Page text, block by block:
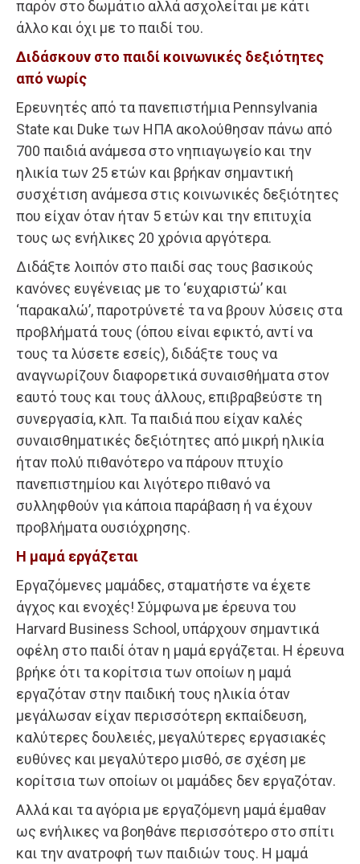
παρόν στο δωμάτιο αλλά ασχολείται με κάτι
άλλο και όχι με το παιδί του.
Διδάσκουν στο παιδί κοινωνικές δεξιότητες
από νωρίς
Ερευνητές από τα πανεπιστήμια Pennsylvania
State και Duke των ΗΠΑ ακολούθησαν πάνω από
700 παιδιά ανάμεσα στο νηπιαγωγείο και την
ηλικία των 25 ετών και βρήκαν σημαντική
συσχέτιση ανάμεσα στις κοινωνικές δεξιότητες
που είχαν όταν ήταν 5 ετών και την επιτυχία
τους ως ενήλικες 20 χρόνια αργότερα.
Διδάξτε λοιπόν στο παιδί σας τους βασικούς
κανόνες ευγένειας με το ‘ευχαριστώ’ και
‘παρακαλώ’, παροτρύνετέ τα να βρουν λύσεις στα
προβλήματά τους (όπου είναι εφικτό, αντί να
τους τα λύσετε εσείς), διδάξτε τους να
αναγνωρίζουν διαφορετικά συναισθήματα στον
εαυτό τους και τους άλλους, επιβραβεύστε τη
συνεργασία, κλπ. Τα παιδιά που είχαν καλές
συναισθηματικές δεξιότητες από μικρή ηλικία
ήταν πολύ πιθανότερο να πάρουν πτυχίο
πανεπιστημίου και λιγότερο πιθανό να
συλληφθούν για κάποια παράβαση ή να έχουν
προβλήματα ουσιόχρησης.
Η μαμά εργάζεται
Εργαζόμενες μαμάδες, σταματήστε να έχετε
άγχος και ενοχές! Σύμφωνα με έρευνα του
Harvard Business School, υπάρχουν σημαντικά
οφέλη στο παιδί όταν η μαμά εργάζεται. Η έρευνα
βρήκε ότι τα κορίτσια των οποίων η μαμά
εργαζόταν στην παιδική τους ηλικία όταν
μεγάλωσαν είχαν περισσότερη εκπαίδευση,
καλύτερες δουλειές, μεγαλύτερες εργασιακές
ευθύνες και μεγαλύτερο μισθό, σε σχέση με
κορίτσια των οποίων οι μαμάδες δεν εργαζόταν.
Αλλά και τα αγόρια με εργαζόμενη μαμά έμαθαν
ως ενήλικες να βοηθάνε περισσότερο στο σπίτι
και την ανατροφή των παιδιών τους. Η μαμά